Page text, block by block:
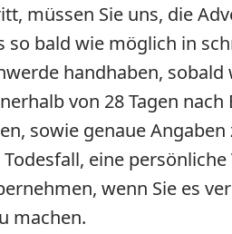
müssen Sie uns, die
bald wie möglich in
handhaben,
von 28 Tagen
sowie genaue
eine
wenn Sie es
machen.